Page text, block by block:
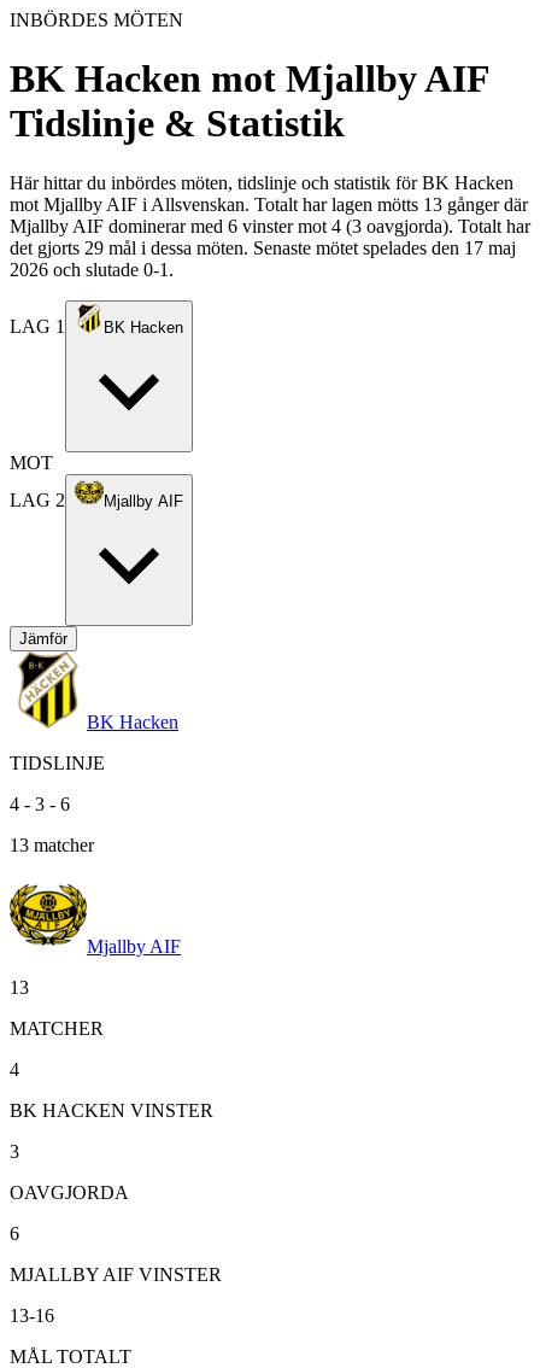
INBÖRDES MÖTEN
BK Hacken mot Mjallby AIF
Tidslinje & Statistik
Här hittar du inbördes möten, tidslinje och statistik för BK Hacken
mot Mjallby AIF i Allsvenskan. Totalt har lagen mötts 13 gånger där
Mjallby AIF dominerar med 6 vinster mot 4 (3 oavgjorda). Totalt har
det gjorts 29 mål i dessa möten. Senaste mötet spelades den 17 maj
2026 och slutade 0-1.
LAG 1 BK Hacken
MOT
LAG 2
Mjallby AIF
Jämför
BK Hacken
TIDSLINJE
4 - 3 - 6
13 matcher
Mjallby AIF
13
MATCHER
4
BK HACKEN VINSTER
3
OAVGJORDA
6
MJALLBY AIF VINSTER
13-16
MÅL TOTALT